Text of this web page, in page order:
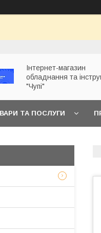
Інтернет-магазин
обладнання та
"Чупі"
ТА ПОСЛУГИ